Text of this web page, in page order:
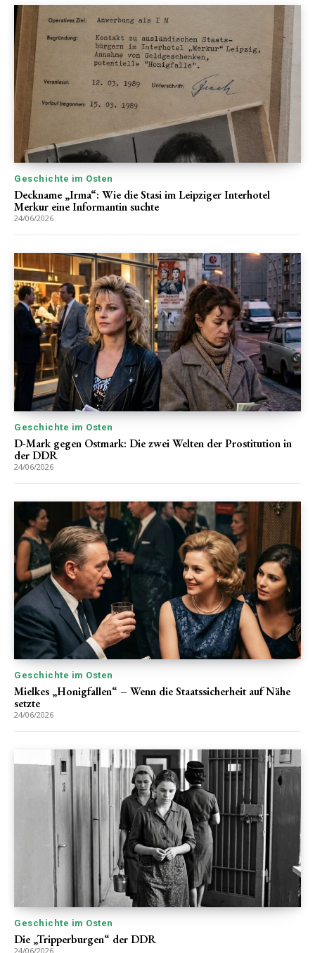
Geschichte im Osten
Deckname „Irma“: Wie die Stasi im Leipziger Interhotel
Merkur eine Informantin suchte
24/06/2026
Geschichte im Osten
D-Mark gegen Ostmark: Die zwei Welten der Prostitution in
der DDR
24/06/2026
Geschichte im Osten
Mielkes „Honigfallen“ – Wenn die Staatssicherheit auf Nähe
setzte
24/06/2026
Geschichte im Osten
Die „Tripperburgen“ der DDR
24/06/2026